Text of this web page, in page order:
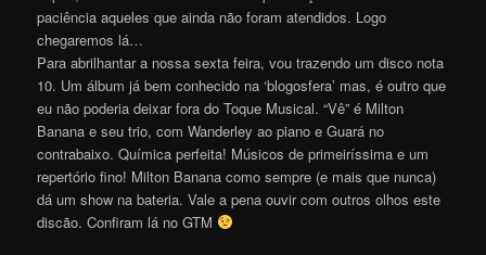
paciência aqueles que ainda não foram atendidos. Logo
chegaremos lá…
Para abrilhantar a nossa sexta feira, vou trazendo um disco nota
10. Um álbum já bem conhecido na ‘blogosfera’ mas, é outro que
eu não poderia deixar fora do Toque Musical. “Vê” é Milton
Banana e seu trio, com Wanderley ao piano e Guará no
contrabaixo. Química perfeita! Músicos de primeiríssima e um
repertório fino! Milton Banana como sempre (e mais que nunca)
dá um show na bateria. Vale a pena ouvir com outros olhos este
discão. Confiram lá no GTM